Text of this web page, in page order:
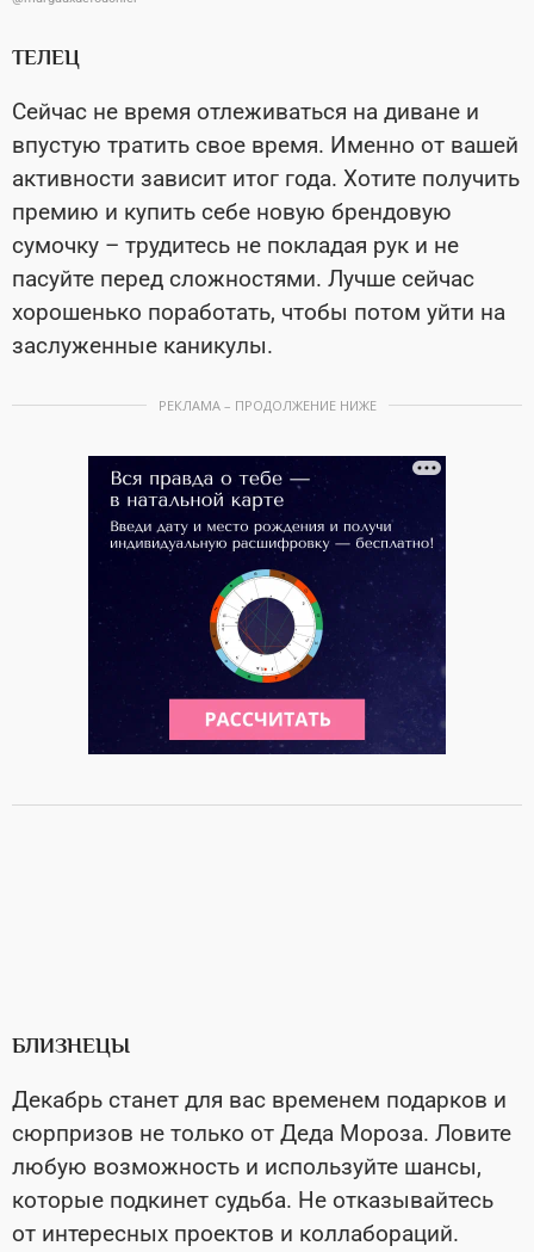
ТЕЛЕЦ
Сейчас не время отлеживаться на диване и
впустую тратить свое время. Именно от вашей
активности зависит итог года. Хотите получить
премию и купить себе новую брендовую
сумочку – трудитесь не покладая рук и не
пасуйте перед сложностями. Лучше сейчас
хорошенько поработать, чтобы потом уйти на
заслуженные каникулы.
РЕКЛАМА – ПРОДОЛЖЕНИЕ НИЖЕ
БЛИЗНЕЦЫ
Декабрь станет для вас временем подарков и
сюрпризов не только от Деда Мороза. Ловите
любую возможность и используйте шансы,
которые подкинет судьба. Не отказывайтесь
от интересных проектов и коллабораций.